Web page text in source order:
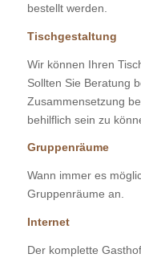
bestellt werden.
Tischgestaltung
Wir können Ihren
Sollten Sie Beratung
Zusammensetzung
behilflich sein zu
Gruppenräume
Wann immer es
Gruppenräume an.
Internet
Der komplette